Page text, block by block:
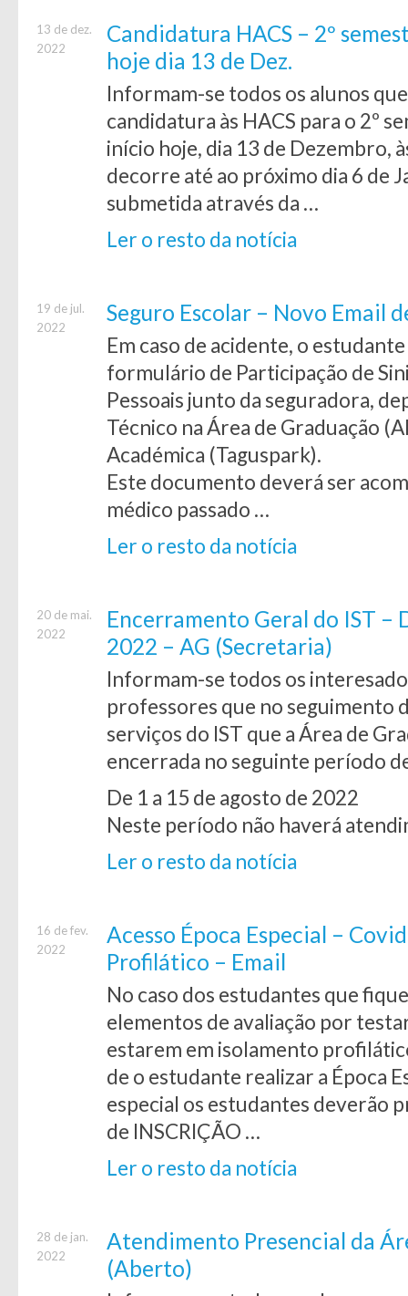
13 de dez.
2022
Candidatura HACS – 2º
hoje dia 13 de Dez.
Informam-se todos os alunos
candidatura às HACS para o 2º
início hoje, dia 13 de Dezembro,
decorre até ao próximo dia 6 de
submetida através da …
Ler o resto da notícia
19 de jul.
2022
Seguro Escolar – Novo Email
Em caso de acidente, o
formulário de Participação de
Pessoais junto da seguradora,
Técnico na Área de Graduação
Académica (Taguspark).
Este documento deverá ser
médico passado …
Ler o resto da notícia
20 de mai.
2022
Encerramento Geral do IST –
2022 – AG (Secretaria)
Informam-se todos os
professores que no seguimento
serviços do IST que a Área de
encerrada no seguinte período
De 1 a 15 de agosto de 2022
Neste período não haverá
Ler o resto da notícia
16 de fev.
2022
Acesso Época Especial –
Profilático – Email
No caso dos estudantes que
elementos de avaliação por
estarem em isolamento
de o estudante realizar a Época
especial os estudantes deverão
de INSCRIÇÃO …
Ler o resto da notícia
28 de jan.
2022
Atendimento Presencial da
(Aberto)